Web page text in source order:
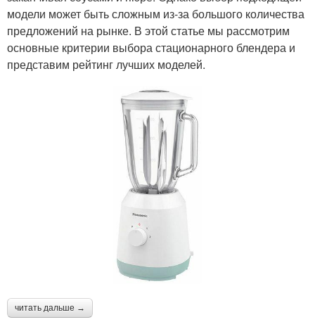
модели может быть сложным из-за большого количества
предложений на рынке. В этой статье мы рассмотрим
основные критерии выбора стационарного блендера и
представим рейтинг лучших моделей.
читать дальше →